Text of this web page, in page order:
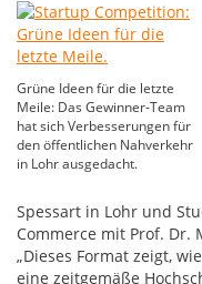
Grüne Ideen für die letzte
Meile: Das Gewinner-Team
hat sich Verbesserungen für
den öffentlichen Nahverkehr
in Lohr ausgedacht.
Spessart in Lohr und
Commerce mit Prof.
„Dieses Format zeigt,
eine zeitgemäße